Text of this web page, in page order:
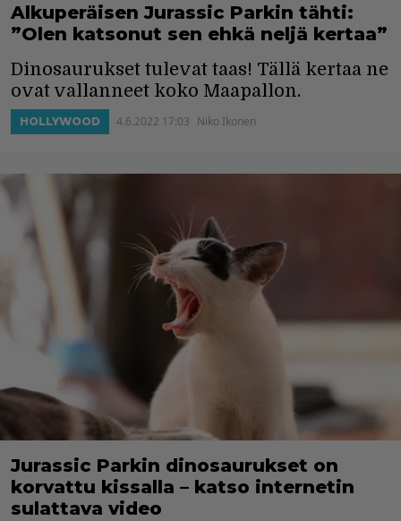
Alkuperäisen Jurassic Parkin tähti:
”Olen katsonut sen ehkä neljä kertaa”
Dinosaurukset tulevat taas! Tällä kertaa ne
ovat vallanneet koko Maapallon.
HOLLYWOOD 4.6.2022 17:03 Niko Ikonen
Jurassic Parkin dinosaurukset on
korvattu kissalla – katso internetin
sulattava video